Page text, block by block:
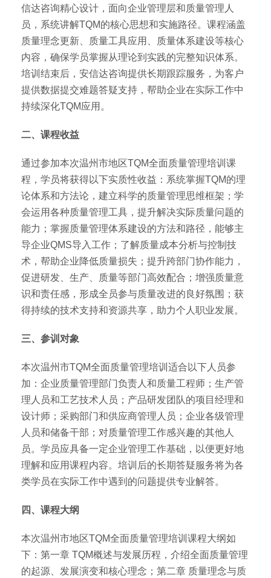
信达咨询精心设计，面向企业管理层和质量管理人
员，系统讲解TQM的核心思想和实施路径。课程涵盖
质量理念更新、质量工具应用、质量体系建设等核心
内容，确保学员掌握从理论到实践的完整知识体系。
培训结束后，安信达咨询提供长期跟踪服务，为客户
提供数据提交难题答疑支持，帮助企业在实际工作中
持续深化TQM应用。
二、课程收益
通过参加本次温州市地区TQM全面质量管理培训课
程，学员将获得以下实质性收益：系统掌握TQM的理
论体系和方法论，建立科学的质量管理思维框架；学
会运用各种质量管理工具，提升解决实际质量问题的
能力；掌握质量管理体系建设的方法和路径，能够主
导企业QMS导入工作；了解质量成本分析与控制技
术，帮助企业降低质量损失；提升跨部门协作能力，
促进研发、生产、质量等部门高效配合；增强质量意
识和责任感，形成全员参与质量改进的良好氛围；获
得持续的技术支持和资源共享，助力个人职业发展。
三、参训对象
本次温州市TQM全面质量管理培训适合以下人员参
加：企业质量管理部门负责人和质量工程师；生产管
理人员和工艺技术人员；产品研发团队的项目经理和
设计师；采购部门和供应商管理人员；企业各级管理
人员和储备干部；对质量管理工作感兴趣的其他人
员。学员应具备一定企业管理工作基础，以便更好地
理解和应用课程内容。培训后的长期答疑服务将为各
类学员在实际工作中遇到的问题提供专业解答。
四、课程大纲
本次温州市地区TQM全面质量管理培训课程大纲如
下：第一章 TQM概述与发展历程，介绍全面质量管理
的起源、发展演变和核心理念；第二章 质量理念与质